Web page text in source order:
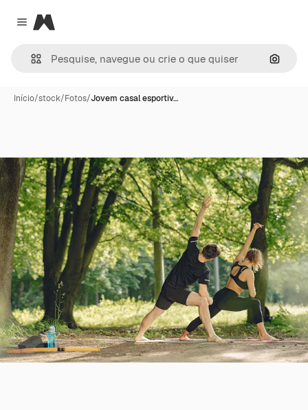
Close menu
Magnific
Início/stock/Fotos/Jovem casal esportiv…